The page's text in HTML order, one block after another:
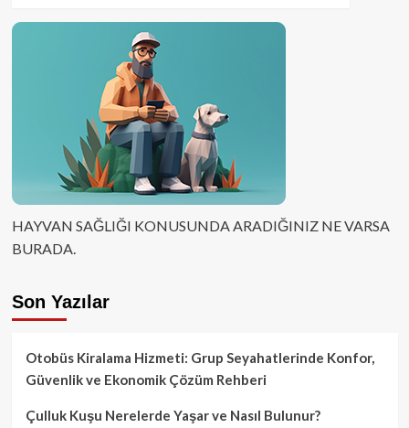
HAYVAN SAĞLIĞI KONUSUNDA ARADIĞINIZ NE VARSA
BURADA.
Son Yazılar
Otobüs Kiralama Hizmeti: Grup Seyahatlerinde Konfor,
Güvenlik ve Ekonomik Çözüm Rehberi
Çulluk Kuşu Nerelerde Yaşar ve Nasıl Bulunur?